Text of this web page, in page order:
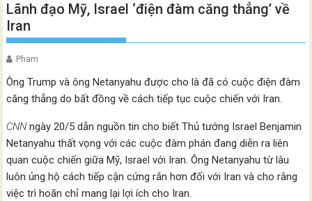
Lãnh đạo Mỹ, Israel ‘điện đàm căng thẳng’ về
Iran
Pham
Ông Trump và ông Netanyahu được cho là đã có cuộc điện đàm
căng thẳng do bất đồng về cách tiếp tục cuộc chiến với Iran.
CNN ngày 20/5 dẫn nguồn tin cho biết Thủ tướng Israel Benjamin
Netanyahu thất vọng với các cuộc đàm phán đang diễn ra liên
quan cuộc chiến giữa Mỹ, Israel với Iran. Ông Netanyahu từ lâu
luôn ủng hộ cách tiếp cận cứng rắn hơn đối với Iran và cho rằng
việc trì hoãn chỉ mang lại lợi ích cho Iran.